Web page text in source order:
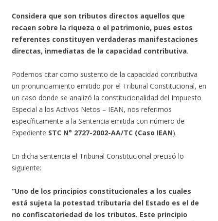
Considera que son tributos directos aquellos que
recaen sobre la riqueza o el patrimonio, pues estos
referentes constituyen verdaderas manifestaciones
directas, inmediatas de la capacidad contributiva.
Podemos citar como sustento de la capacidad contributiva
un pronunciamiento emitido por el Tribunal Constitucional, en
un caso donde se analizó la constitucionalidad del Impuesto
Especial a los Activos Netos – IEAN, nos referimos
específicamente a la Sentencia emitida con número de
Expediente STC N° 2727-2002-AA/TC (Caso IEAN).
En dicha sentencia el Tribunal Constitucional precisó lo
siguiente:
“Uno de los principios constitucionales a los cuales
está sujeta la potestad tributaria del Estado es el de
no confiscatoriedad de los tributos. Este principio